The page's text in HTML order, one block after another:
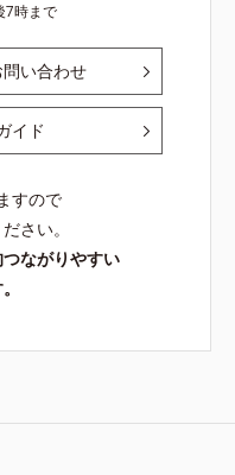
7時まで
い合わせ
イド
すので
さい。
ながりやすい